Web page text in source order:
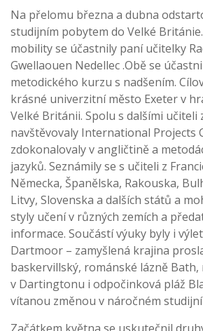
Na přelomu března a dubna
studijním pobytem do Velké
mobility se účastnily paní učitelky
Gwellaouen Nedellec .Obě se
metodického kurzu s nadšením.
krásné univerzitní město Exeter v
Velké Británii. Spolu s dalšími učiteli
navštěvovaly International Projects
zdokonalovaly v angličtině a
jazyků. Seznámily se s učiteli z
Německa, Španělska, Rakouska,
Litvy, Slovenska a dalších států a
styly učení v různých zemích a
informace. Součástí výuky byly i
Dartmoor – zamyšlená krajina
baskervillský, románské lázně
v Dartingtonu i odpočinková pláž
vítanou změnou v náročném
Začátkem května se uskutečnil